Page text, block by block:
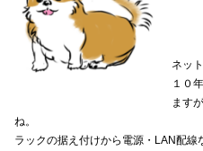
ネッ
１０
ます
ね。
ラックの据え付けから電源・LAN配線